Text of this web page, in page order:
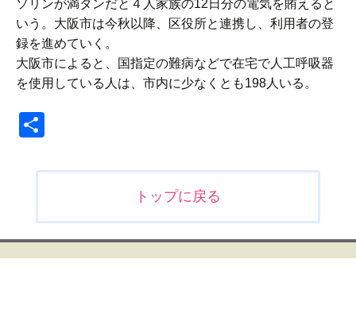
ソリンが満タンだと４人家族の12日分の電気を賄えると
いう。大阪市は今秋以降、区役所と連携し、利用者の登
録を進めていく。
大阪市によると、国指定の難病などで在宅で人工呼吸器
を使用している人は、市内に少なくとも198人いる。
ビ
ゲ
トップに戻る